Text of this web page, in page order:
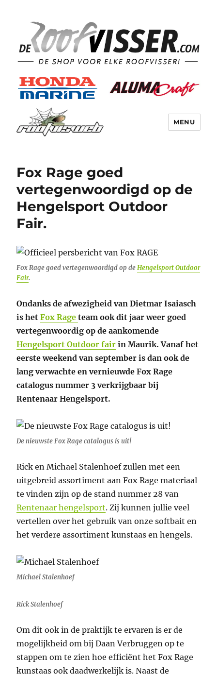
MENU
Fox Rage goed
vertegenwoordigd op de
Hengelsport Outdoor
Fair.
Fox Rage goed vertegenwoordigd op deHengelsport Outdoor
Fair.
Ondanks de afwezigheid van Dietmar Isaiasch
is hetFox Rageteam ook dit jaar weer goed
vertegenwoordig op de aankomende
Hengelsport Outdoor fair in Maurik. Vanaf het
eerste weekend van september is dan ook de
lang verwachte en vernieuwde Fox Rage
catalogus nummer 3 verkrijgbaar bij
Rentenaar Hengelsport.
De nieuwste Fox Rage catalogus is uit!
Rick en Michael Stalenhoef zullen met een
uitgebreid assortiment aan Fox Rage materiaal
te vinden zijn op de stand nummer 28 van
Rentenaar hengelsport. Zij kunnen jullie veel
vertellen over het gebruik van onze softbait en
het verdere assortiment kunstaas en hengels.
Michael Stalenhoef
Rick Stalenhoef
Om dit ook in de praktijk te ervaren is er de
mogelijkheid om bij Daan Verbruggen op te
stappen om te zien hoe efficiënt het Fox Rage
kunstaas ook daadwerkelijk is. Naast de